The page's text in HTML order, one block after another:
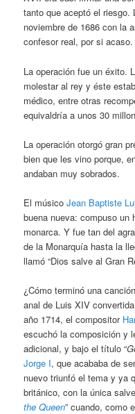
tanto que aceptó el riesgo.
noviembre de 1686 con la
confesor real, por si acaso.
La operación fue un éxito.
molestar al rey y éste
médico, entre otras
equivaldría a unos 30
La operación otorgó gran
bien que les vino porque,
andaban muy sobrados.
El músicoJean Baptiste
buena nueva: compuso un
monarca. Y fue tan del
de la Monarquía hasta la
llamó “Dios salve al Gran
¿Cómo terminó una
anal de Luis XIV
año 1714, el compositor
escuchó la composición y
adicional, y bajo el título “
Jorge I, que acababa de
nuevo triunfó el tema y ya
británico, con la única
the Queen” cuando, como